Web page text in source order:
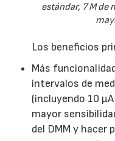
estándar, 7 M de
Los beneficios
Más
intervalos de
(incluyendo 10
mayor
del DMM y hacer